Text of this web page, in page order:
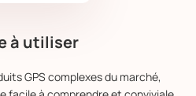
à utiliser
GPS complexes du marché,